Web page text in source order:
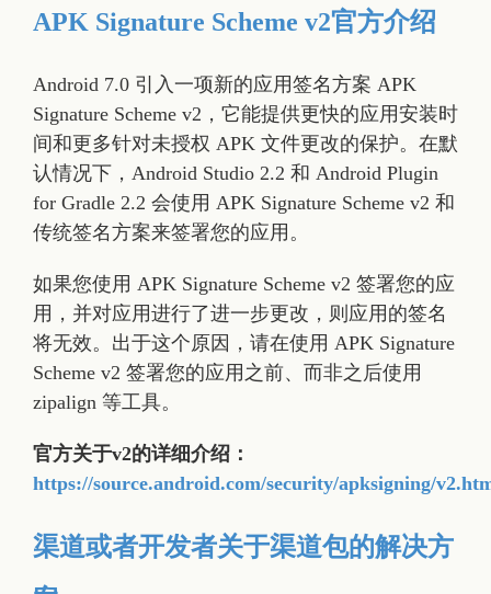
APK Signature Scheme v2官方介绍
Android 7.0 引入一项新的应用签名方案 APK
Signature Scheme v2，它能提供更快的应用安装时
间和更多针对未授权 APK 文件更改的保护。在默
认情况下，Android Studio 2.2 和 Android Plugin
for Gradle 2.2 会使用 APK Signature Scheme v2 和
传统签名方案来签署您的应用。
如果您使用 APK Signature Scheme v2 签署您的应
用，并对应用进行了进一步更改，则应用的签名
将无效。出于这个原因，请在使用 APK Signature
Scheme v2 签署您的应用之前、而非之后使用
zipalign 等工具。
官方关于v2的详细介绍：
https://source.android.com/security/apksigning/
渠道或者开发者关于渠道包的解决方